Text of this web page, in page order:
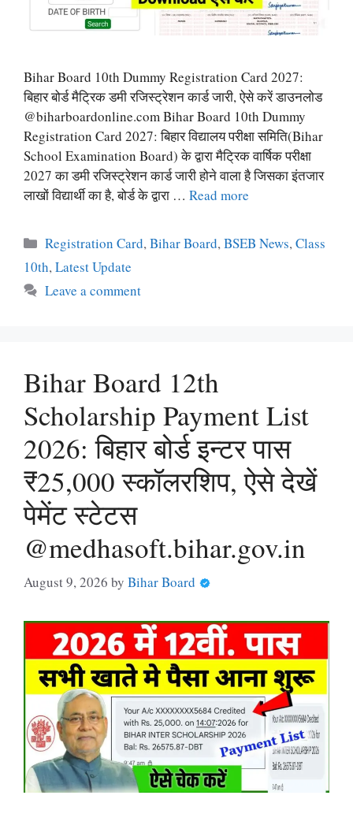
Bihar Board 10th Dummy Registration Card 2027:
बिहार बोर्ड मैट्रिक डमी रजिस्ट्रेशन कार्ड जारी, ऐसे करें डाउनलोड
@biharboardonline.com Bihar Board 10th Dummy
Registration Card 2027: बिहार विद्यालय परीक्षा समिति(Bihar
School Examination Board) के द्वारा मैट्रिक वार्षिक परीक्षा
2027 का डमी रजिस्ट्रेशन कार्ड जारी होने वाला है जिसका इंतजार
लाखों विद्यार्थी का है, बोर्ड के द्वारा … Read more
Categories
Registration Card,Bihar Board,BSEB News,Class
10th,Latest Update
Leave a comment
Bihar Board 12th
Scholarship Payment List
2026: बिहार बोर्ड इन्टर पास
₹25,000 स्कॉलरशिप, ऐसे देखें
पेमेंट स्टेटस
@medhasoft.bihar.gov.in
August 9, 2026 by Bihar Board